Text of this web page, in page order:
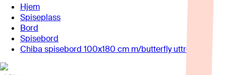
Hjem
Spiseplass
Bord
Spisebord
Chiba spisebord 100x180 cm m/butterfly uttrekk